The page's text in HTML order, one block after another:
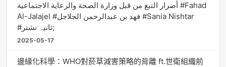
أضرار التبغ من قبل وزارة الصحة والرعاية الاجتماعية #Fahad
Al-Jalajel #فهد بن عبدالرحمن الجلاجل #Sania Nishtar
#ثانیہ نشتر;
2025-05-17
邊緣化科學：WHO對菸草減害策略的背離 ft.世衛組織前